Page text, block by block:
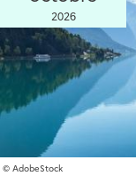
AdobeStock
2026